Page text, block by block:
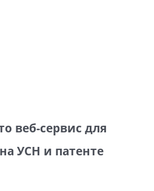
веб-сервис для
УСН и патенте